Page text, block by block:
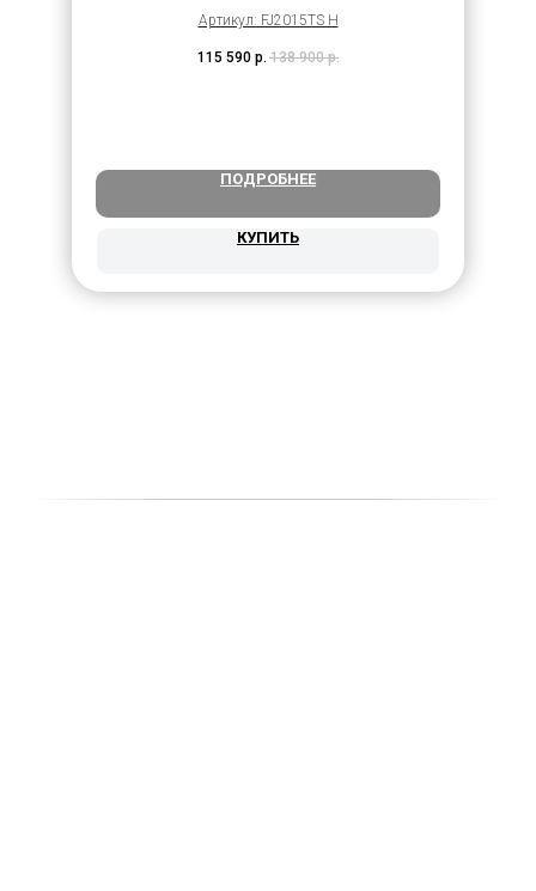
Артикул: FJ2015TS H
115 590 р. 138 900 р.
ПОДРОБНЕЕ
КУПИТЬ